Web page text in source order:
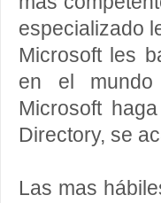
especializado
Microsoft les
en el mundo
Microsoft
Directory, se
Las mas